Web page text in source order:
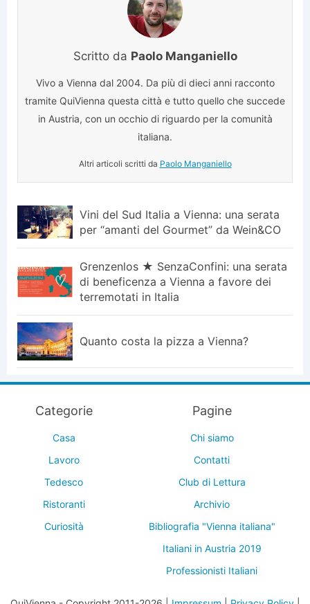
Scritto da Paolo Manganiello
Vivo a Vienna dal 2004. Da più di dieci anni racconto
tramite QuiVienna questa città e tutto quello che succede
in Austria, con un occhio di riguardo per la comunità
italiana.
Altri articoli scritti da Paolo Manganiello
Vini del Sud Italia a Vienna: una serata
per “amanti del Gourmet” da Wein&CO
Grenzenlos ★ SenzaConfini: una serata
di beneficenza a Vienna a favore dei
terremotati in Italia
Quanto costa la pizza a Vienna?
Categorie
Casa
Lavoro
Tedesco
Ristoranti
Curiosità
Pagine
Chi siamo
Contatti
Club di Lettura
Archivio
Bibliografia "Vienna italiana"
Italiani in Austria 2019
Professionisti Italiani